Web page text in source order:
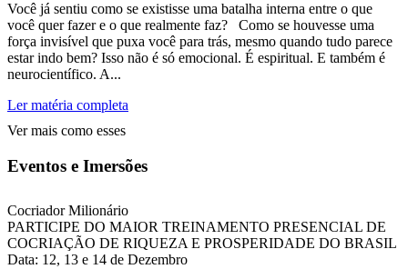
Você já sentiu como se existisse uma batalha interna entre o que
você quer fazer e o que realmente faz? Como se houvesse uma
força invisível que puxa você para trás, mesmo quando tudo parece
estar indo bem? Isso não é só emocional. É espiritual. E também é
neurocientífico. A...
Ler matéria completa
Ver mais como esses
Eventos e Imersões
Cocriador Milionário
PARTICIPE DO MAIOR TREINAMENTO PRESENCIAL DE
COCRIAÇÃO DE RIQUEZA E PROSPERIDADE DO BRASIL
Data: 12, 13 e 14 de Dezembro